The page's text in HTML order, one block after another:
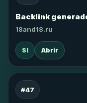
Backlink
18and18.ru
SI Abrir
#47